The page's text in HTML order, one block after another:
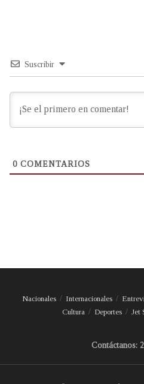
Suscribir
0 COMENTARIOS
Nacionales Internacionales
Cultura
Deportes Jet
Contáctanos: